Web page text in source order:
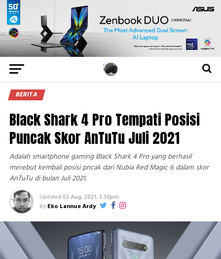
BERITA
Black Shark 4 Pro Tempati Posisi
Puncak Skor AnTuTu Juli 2021
Adalah smartphone gaming Black Shark 4 Pro yang berhasil
merebut kembali posisi pncak dari Nubia Red Magic 6 dalam skor
AnTuTu di bulan Juli 2021.
Updated 03 Aug, 2021, 3:30pm
By Eko Lannue Ardy